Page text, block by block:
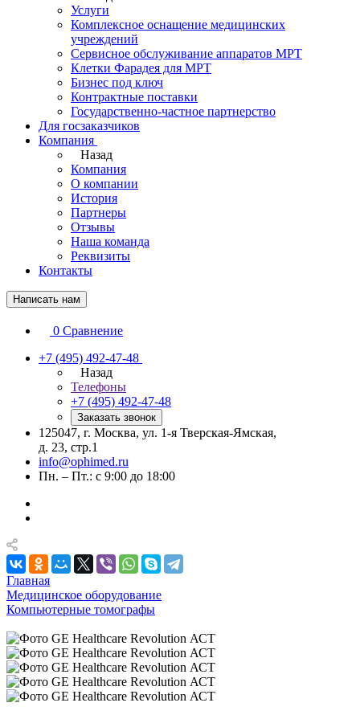
Услуги
Комплексное оснащение медицинских
учреждений
Сервисное обслуживание аппаратов МРТ
Клетки Фарадея для МРТ
Бизнес под ключ
Контрактные поставки
Государственно-частное партнерство
Для госзаказчиков
Компания
Назад
Компания
О компании
История
Партнеры
Отзывы
Наша команда
Реквизиты
Контакты
Написать нам
0 Сравнение
+7 (495) 492-47-48
Назад
Телефоны
+7 (495) 492-47-48
Заказать звонок
125047, г. Москва, ул. 1-я Тверская-Ямская,
д. 23, стр.1
info@ophimed.ru
Пн. – Пт.: с 9:00 до 18:00
Главная
Медицинское оборудование
Компьютерные томографы